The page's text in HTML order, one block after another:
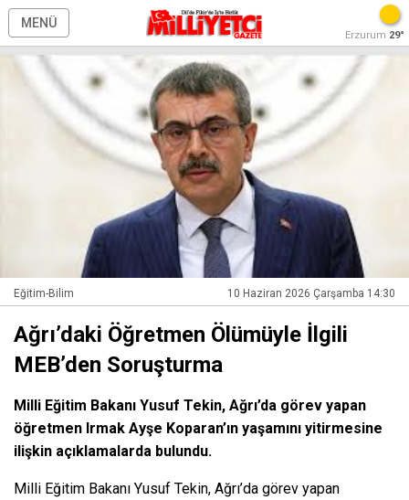
MENÜ
Erzurum 29°
Eğitim-Bilim 10 Haziran 2026 Çarşamba 14:30
Ağrı’daki Öğretmen Ölümüyle İlgili
MEB’den Soruşturma
Milli Eğitim Bakanı Yusuf Tekin, Ağrı’da görev yapan
öğretmen Irmak Ayşe Koparan’ın yaşamını yitirmesine
ilişkin açıklamalarda bulundu.
Milli Eğitim Bakanı Yusuf Tekin, Ağrı’da görev yapan